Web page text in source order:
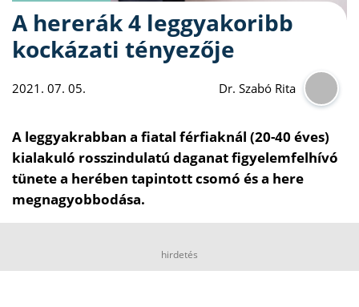
A hererák 4 leggyakoribb
kockázati tényezője
2021. 07. 05. Dr. Szabó Rita
A leggyakrabban a fiatal férfiaknál (​20-40 éves)
kialakuló rosszindulatú daganat figyelemfelhívó
tünete a herében tapintott csomó és a here
megnagyobbodása.
hirdetés